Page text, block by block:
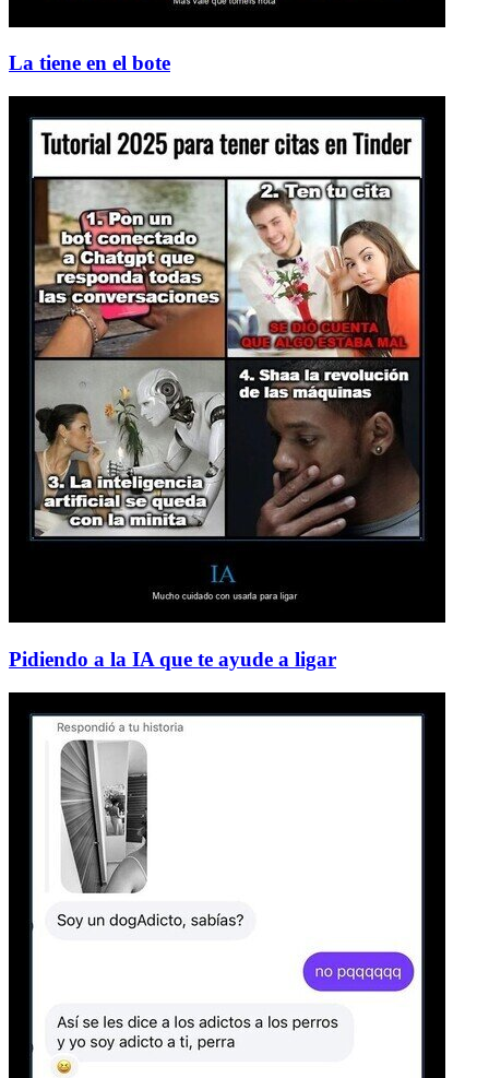
La tiene en el bote
Pidiendo a la IA que te ayude a ligar